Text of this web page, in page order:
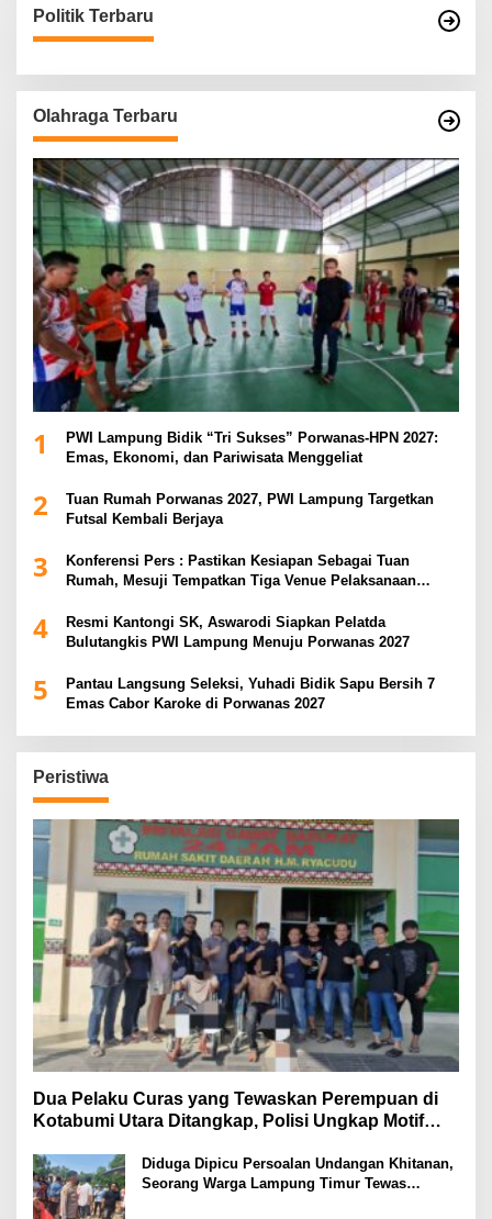
Politik Terbaru
Olahraga Terbaru
1
PWI Lampung Bidik “Tri Sukses” Porwanas-HPN 2027:
Emas, Ekonomi, dan Pariwisata Menggeliat
2
Tuan Rumah Porwanas 2027, PWI Lampung Targetkan
Futsal Kembali Berjaya
3
Konferensi Pers : Pastikan Kesiapan Sebagai Tuan
Rumah, Mesuji Tempatkan Tiga Venue Pelaksanaan
4
Resmi Kantongi SK, Aswarodi Siapkan Pelatda
Bulutangkis PWI Lampung Menuju Porwanas 2027
5
Pantau Langsung Seleksi, Yuhadi Bidik Sapu Bersih 7
Emas Cabor Karoke di Porwanas 2027
Peristiwa
Dua Pelaku Curas yang Tewaskan Perempuan di
Kotabumi Utara Ditangkap, Polisi Ungkap Motif
Diduga Dipicu Persoalan Undangan Khitanan,
Seorang Warga Lampung Timur Tewas